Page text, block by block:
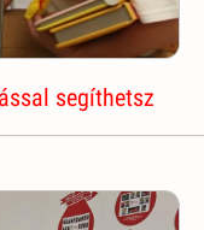
segíthetsz